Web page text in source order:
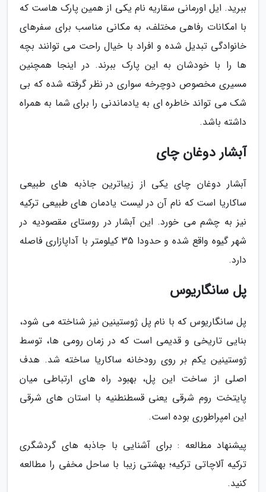
ببرید. ایل اورمانی سقاریه نام یکی از همین پارک هاست که
با امکانات رفاهی مختلف، به مکانی مناسب برای سفرهای
خانوادگی تبدیل شده و افراد با خیال راحت می توانند بچه
ها را با خودشان به این پارک ببرند. در اینجا همچنین
مسیری مخصوص دوچرخه سواری در نظر گرفته شده که بی
شک می تواند خاطره ای به یادماندنی را برای شما به همراه
داشته باشد.
آبشار دوغان چای
آبشار دوغان چای یکی از زیباترین جاذبه های طبیعی
ساکاریا است که نام آن در لیست یادمان های طبیعی ترکیه
نیز به چشم می خورد. این آبشار در روستای مقصودیه در
شهر گیوه واقع شده و حدودا 35 کیلومتر با آداپازاری فاصله
دارد.
پل سانگاریوس
پل سانگاریوس که با نام پل ژوستینین نیز شناخته می شود،
بنایی تاریخی و قدیمی است که در زمان رومی ها، توسط
ژوستینین یکم بر روی رودخانه ساکاریا ساخته شد. هدف
اصلی از ساخت این پل، بهبود راه های ارتباطی میان
پایتخت روم شرقی یعنی قسطنطنیه با استان های شرقی
این امپراطوری بوده است.
پیشنهاد مطالعه : برای آشنایی با جاذبه های گردشگری
ترکیه آلاچاتی ترکیه؛ بهشتی زیبا با ساحل مخفی را مطالعه
کنید.